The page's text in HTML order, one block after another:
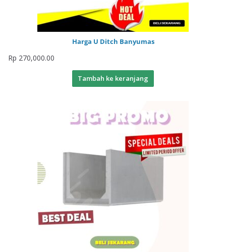
Harga U Ditch Banyumas
Rp 270,000.00
Tambah ke keranjang